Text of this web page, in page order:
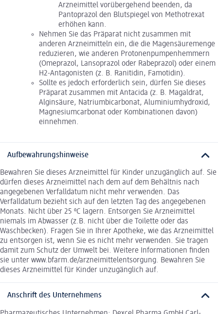
Arzneimittel vorübergehend beenden, da
Pantoprazol den Blutspiegel von Methotrexat
erhöhen kann.
Nehmen Sie das Präparat nicht zusammen mit
anderen Arzneimitteln ein, die die Magensäuremenge
reduzieren, wie anderen Protonenpumpenhemmern
(Omeprazol, Lansoprazol oder Rabeprazol) oder einem
H2-Antagonisten (z. B. Ranitidin, Famotidin).
Sollte es jedoch erforderlich sein, dürfen Sie dieses
Präparat zusammen mit Antacida (z. B. Magaldrat,
Alginsäure, Natriumbicarbonat, Aluminiumhydroxid,
Magnesiumcarbonat oder Kombinationen davon)
einnehmen.
Aufbewahrungshinweise
Bewahren Sie dieses Arzneimittel für Kinder unzugänglich auf. Sie
dürfen dieses Arzneimittel nach dem auf dem Behältnis nach
angegebenen Verfalldatum nicht mehr verwenden. Das
Verfalldatum bezieht sich auf den letzten Tag des angegebenen
Monats. Nicht über 25 ºC lagern. Entsorgen Sie Arzneimittel
niemals im Abwasser (z.B. nicht über die Toilette oder das
Waschbecken). Fragen Sie in Ihrer Apotheke, wie das Arzneimittel
zu entsorgen ist, wenn Sie es nicht mehr verwenden. Sie tragen
damit zum Schutz der Umwelt bei. Weitere Informationen finden
sie unter www.bfarm.de/arzneimittelentsorgung. Bewahren Sie
dieses Arzneimittel für Kinder unzugänglich auf.
Anschrift des Unternehmens